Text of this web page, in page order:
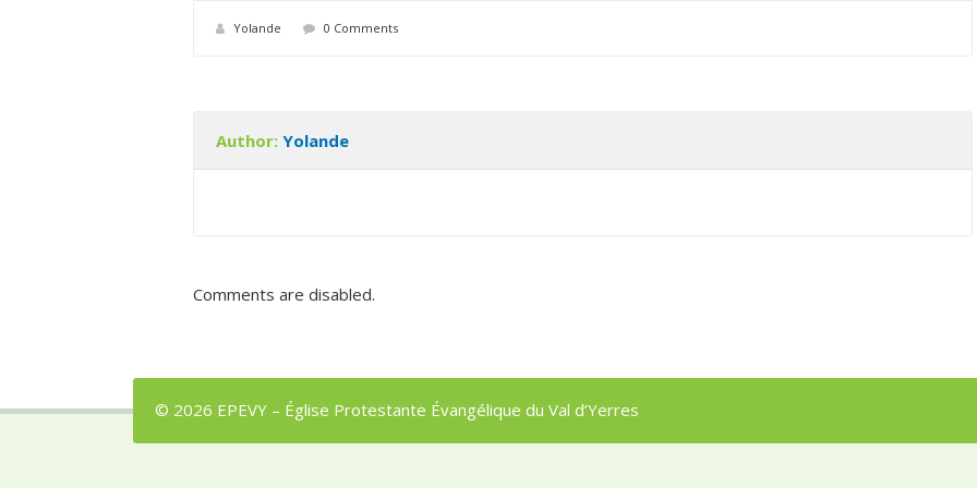
Yolande 0 Comments
Author: Yolande
Comments are disabled.
© 2026 EPEVY – Église Protestante Évangélique du Val d’Yerres